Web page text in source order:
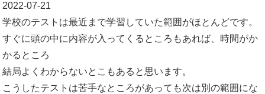
2022-07-21
学校のテストは最近まで学習していた範囲がほとんどです。
すぐに頭の中に内容が入ってくるところもあれば、時間がか
かるところ
結局よくわからないとこもあると思います。
こうしたテストは苦手なところがあっても次は別の範囲にな